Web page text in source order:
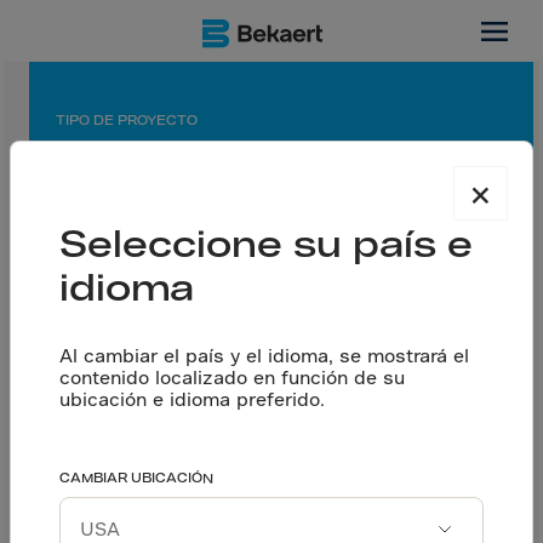
TIPO DE PROYECTO
Piso cortado con sierra
Concretera: Hodgson Concrete Company, Inc.
Diseñador: Hyundai Engineering America Inc.
Hablemos
×
Seleccione su país e
idioma
Al cambiar el país y el idioma, se mostrará el
contenido localizado en función de su
ubicación e idioma preferido.
CAMBIAR UBICACIÓN
Permite que la